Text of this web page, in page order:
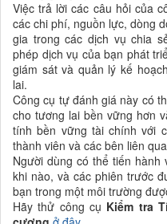
Việc trả lời các câu hỏi của
các chi phí, nguồn lực, dòng
gia trong các dịch vụ chia
phép dịch vụ của bạn phát
giám sát và quản lý kế
lai.
Công cụ tự đánh giá này có
cho tương lai bền vững hơn
tính bền vững tài chính với
thành viên và các bên liên
Người dùng có thể tiến
khi nào, và các phiên trước
bạn trong một môi trường
Hãy thử công cụ Kiểm tra